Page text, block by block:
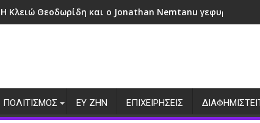
Η Κλειώ Θεοδωρίδη και ο Jonathan Nemtanu γεφυρώνουν
ΠΟΛΙΤΙΣΜΟΣ ΕΥ ΖΗΝ ΕΠΙΧΕΙΡΗΣΕΙΣ